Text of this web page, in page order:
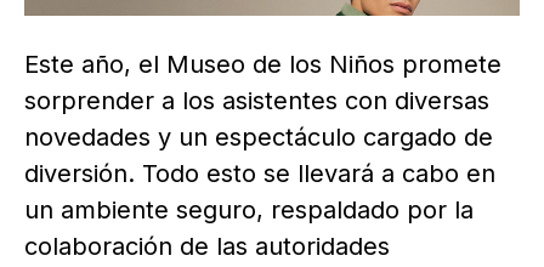
Este año, el Museo de los Niños promete
sorprender a los asistentes con diversas
novedades y un espectáculo cargado de
diversión. Todo esto se llevará a cabo en
un ambiente seguro, respaldado por la
colaboración de las autoridades